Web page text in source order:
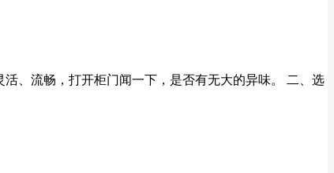
、流畅，打开柜门闻一下，是否有无大的异味。 二、选